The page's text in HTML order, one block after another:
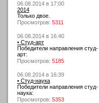
06.08.2014 в 17:00
2014
Только двое.
Просмотров: 5311
06.08.2014 в 16:40
• Студ-арт
Победители направления студ-
арт:
Просмотров: 5185
06.08.2014 в 16:39
• Студ-наука
Победители направления студ-
наука:
Просмотров: 5353